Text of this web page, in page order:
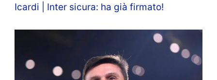
Icardi | Inter sicura: ha già firmato!